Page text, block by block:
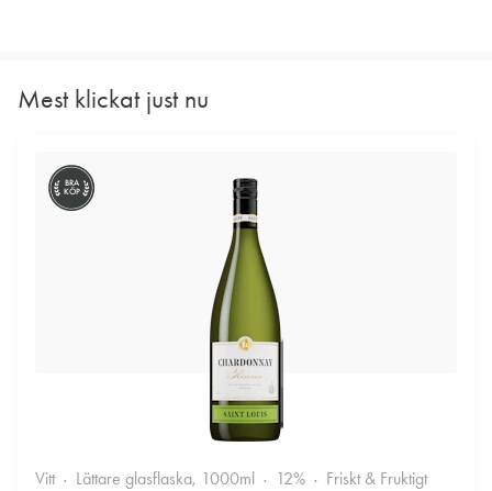
Mest klickat just nu
BRA
KÖP
Vitt Lättare glasflaska, 1000ml 12% Friskt & Fruktigt